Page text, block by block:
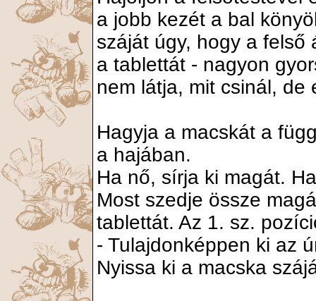
a jobb kezét a bal
száját úgy, hogy a felső
a tablettát - nagyon
nem látja, mit csinál, de
Hagyja a macskát a
a hajában.
Ha nő, sírja ki magát.
Most szedje össze
tablettát. Az 1. sz.
- Tulajdonképpen ki az
Nyissa ki a macska